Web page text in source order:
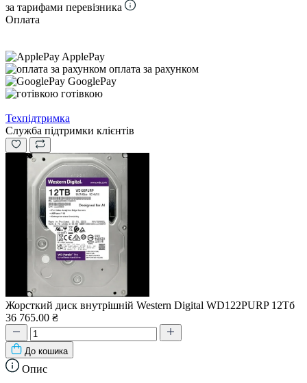
за тарифами перевізника
Оплата
ApplePay
оплата за рахунком
GooglePay
готівкою
Техпідтримка
Служба підтримки клієнтів
Жорсткий диск внутрішній Western Digital WD122PURP 12Тб
36 765.00 ₴
До кошика
Опис